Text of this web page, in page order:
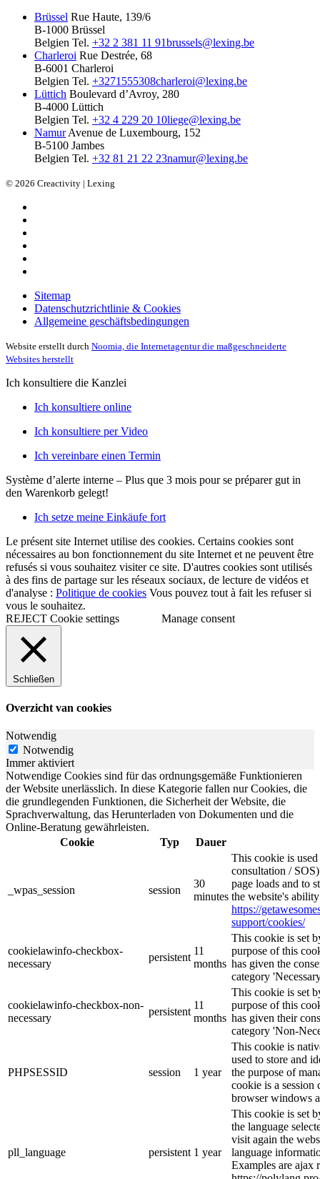
Brüssel Rue Haute, 139/6
B-1000 Brüssel
Belgien Tel. +32 2 381 11 91brussels@lexing.be
Charleroi Rue Destrée, 68
B-6001 Charleroi
Belgien Tel. +3271555308charleroi@lexing.be
Lüttich Boulevard d’Avroy, 280
B-4000 Lüttich
Belgien Tel. +32 4 229 20 10liege@lexing.be
Namur Avenue de Luxembourg, 152
B-5100 Jambes
Belgien Tel. +32 81 21 22 23namur@lexing.be
© 2026 Creactivity | Lexing
Sitemap
Datenschutzrichtlinie & Cookies
Allgemeine geschäftsbedingungen
Website erstellt durch Noomia, die Internetagentur die maßgeschneiderte
Websites herstellt
Ich konsultiere die Kanzlei
Ich konsultiere online
Ich konsultiere per Video
Ich vereinbare einen Termin
Système d’alerte interne – Plus que 3 mois pour se préparergut in
den Warenkorb gelegt!
Ich setze meine Einkäufe fort
Le présent site Internet utilise des cookies. Certains cookies sont
nécessaires au bon fonctionnement du site Internet et ne peuvent être
refusés si vous souhaitez visiter ce site. D'autres cookies sont utilisés
à des fins de partage sur les réseaux sociaux, de lecture de vidéos et
d'analyse : Politique de cookies Vous pouvez tout à fait les refuser si
vous le souhaitez.
REJECT Cookie settings Manage consent
Schließen
Overzicht van cookies
Notwendig
Notwendig
Immer aktiviert
Notwendige Cookies sind für das ordnungsgemäße Funktionieren
der Website unerlässlich. In diese Kategorie fallen nur Cookies, die
die grundlegenden Funktionen, die Sicherheit der Website, die
Sprachverwaltung, das Herunterladen von Dokumenten und die
Online-Beratung gewährleisten.
Cookie
Typ Dauer
_wpas_session session
30
minutes
This cookie is
consultation /
page loads and to
the website's
https://
support/cookies/
cookielawinfo-checkbox-
necessary
persistent
11
months
This cookie is set
purpose of this
has given the
category
cookielawinfo-checkbox-non-
necessary
persistent
11
months
This cookie is set
purpose of this
has given their
category 'Non-
PHPSESSID session 1 year
This cookie is
used to store and
the purpose of
cookie is a session
browser windows
pll_language persistent 1 year
This cookie is set
the language
visit again the
language
Examples are ajax